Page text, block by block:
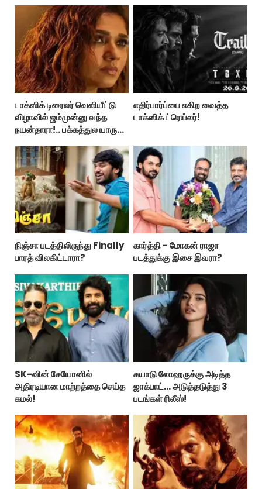
டாக்ஸிக் டிரைலர் வெளியீட்டு
விழாவில் ஜம்முன்னு வந்த
நயன்தாரா!.. பக்கத்துல யாரு
எதிர்பார்ப்பை எகிற வைத்த
டாக்ஸிக் ட்ரெய்லர்!
நிஞ்சா படத்திலிருந்து Finally
பாரத் விலகிட்டாரா?
கார்த்தி - மோகன் ராஜா
படத்துக்கு இசை இவரா?
SK-வின் சேயோனில்
அதிரடியான மாற்றத்தை செய்த
கமல்!
கயாடு லோஹருக்கு அடித்த
ஜாக்பாட்... அடுத்தடுத்து 3
படங்கள் ரிலீஸ்!